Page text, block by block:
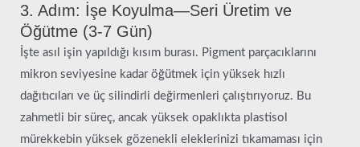
3. Adım: İşe Koyulma—Seri Üretim ve
Öğütme (3-7 Gün)
İşte asıl işin yapıldığı kısım burası. Pigment parçacıklarını
mikron seviyesine kadar öğütmek için yüksek hızlı
dağıtıcıları ve üç silindirli değirmenleri çalıştırıyoruz. Bu
zahmetli bir süreç, ancak yüksek opaklıkta plastisol
mürekkebin yüksek gözenekli eleklerinizi tıkamaması için